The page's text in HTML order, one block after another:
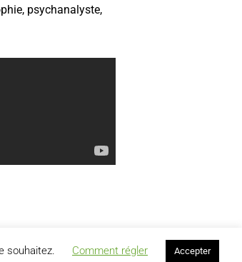
psychanalyste,
souhaitez. Comment régler Accepter